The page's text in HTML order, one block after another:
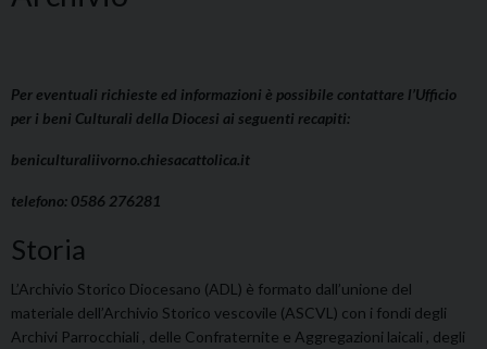
Per eventuali richieste ed informazioni è possibile contattare l’Ufficio
per i beni Culturali della Diocesi ai seguenti recapiti:
beniculturaliivorno.chiesacattolica.it
telefono: 0586 276281
Storia
L’Archivio Storico Diocesano (ADL) è formato dall’unione del
materiale dell’Archivio Storico vescovile (ASCVL) con i fondi degli
Archivi Parrocchiali , delle Confraternite e Aggregazioni laicali , degli